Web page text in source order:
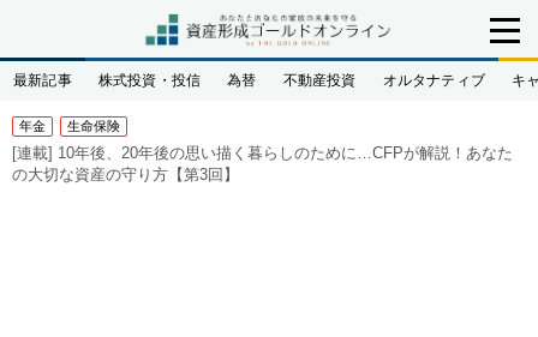
最新記事 株式投資・投信 為替 不動産投資 オルタナティブ キ
年金 生命保険
[連載] 10年後、20年後の思い描く暮らしのために…CFPが解説！あなた
の大切な資産の守り方【第3回】